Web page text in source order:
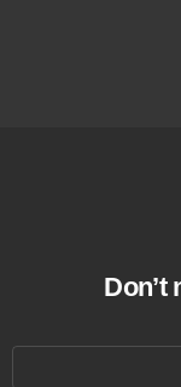
Don’t